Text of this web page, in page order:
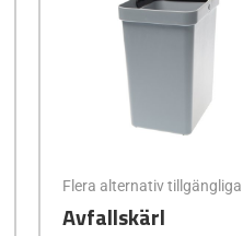
Flera alternativ tillgängliga
Avfallskärl